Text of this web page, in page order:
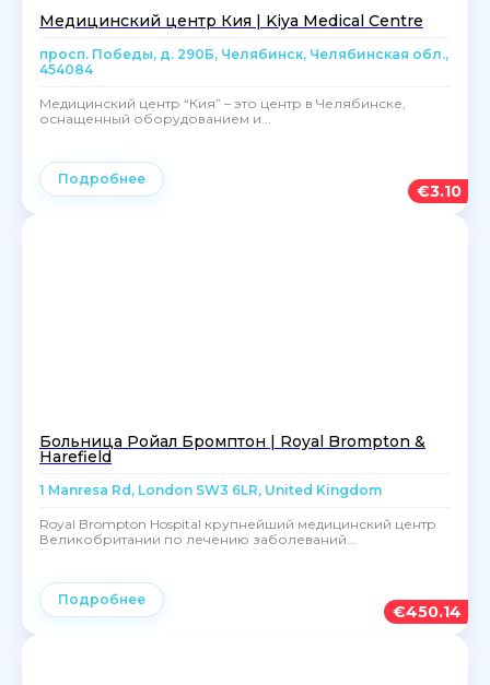
€3.10
Медицинский центр Кия | Kiya Medical Centre
просп. Победы, д. 290Б, Челябинск, Челябинская обл.,
454084
Медицинский центр “Кия” – это центр в Челябинске,
оснащенный оборудованием и...
Подробнее
€450.14
Больница Ройал Бромптон | Royal Brompton &
Harefield
1 Manresa Rd, London SW3 6LR, United Kingdom
Royal Brompton Hospital крупнейший медицинский центр
Великобритании по лечению заболеваний...
Подробнее